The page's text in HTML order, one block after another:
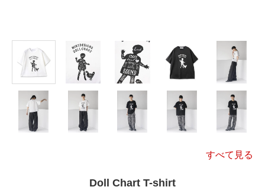
すべて見る
Doll Chart T-shirt